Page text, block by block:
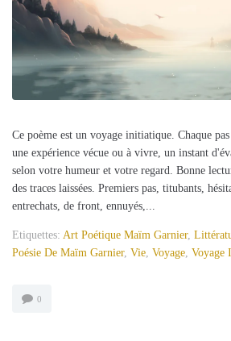
Ce poème est un voyage initiatique. Chaque pas
une expérience vécue ou à vivre, un instant
selon votre humeur et votre regard. Bonne
des traces laissées. Premiers pas, titubants,
entrechats, de front, ennuyés,...
Etiquettes: Art Poétique Maïm Garnier,
Poésie De Maïm Garnier, Vie Voyage Voyage
0